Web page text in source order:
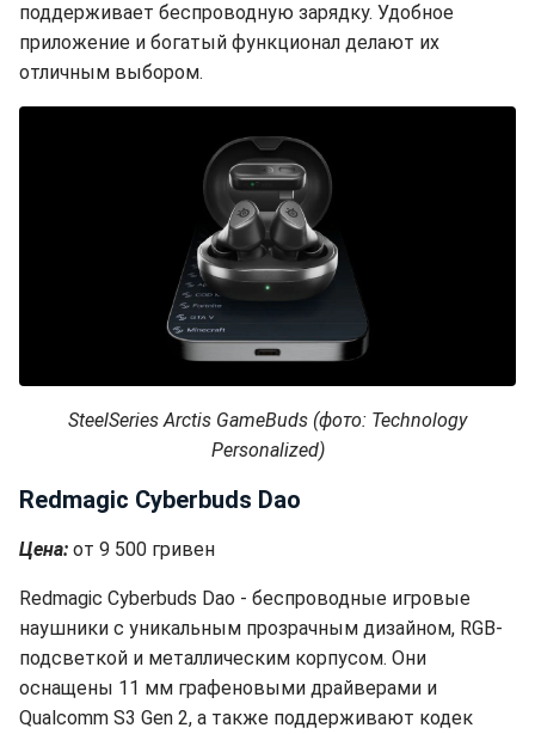
поддерживает беспроводную зарядку. Удобное
приложение и богатый функционал делают их
отличным выбором.
SteelSeries Arctis GameBuds (фото: Technology
Personalized)
Redmagic Cyberbuds Dao
Цена: от 9 500 гривен
Redmagic Cyberbuds Dao - беспроводные игровые
наушники с уникальным прозрачным дизайном, RGB-
подсветкой и металлическим корпусом. Они
оснащены 11 мм графеновыми драйверами и
Qualcomm S3 Gen 2, а также поддерживают кодек